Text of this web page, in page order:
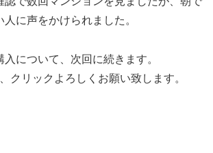
に声をかけられました。
について、次回に続きます。
クリックよろしくお願い致します。